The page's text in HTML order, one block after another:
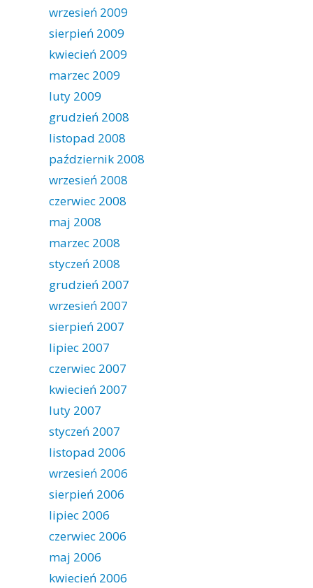
wrzesień 2009
sierpień 2009
kwiecień 2009
marzec 2009
luty 2009
grudzień 2008
listopad 2008
październik 2008
wrzesień 2008
czerwiec 2008
maj 2008
marzec 2008
styczeń 2008
grudzień 2007
wrzesień 2007
sierpień 2007
lipiec 2007
czerwiec 2007
kwiecień 2007
luty 2007
styczeń 2007
listopad 2006
wrzesień 2006
sierpień 2006
lipiec 2006
czerwiec 2006
maj 2006
kwiecień 2006